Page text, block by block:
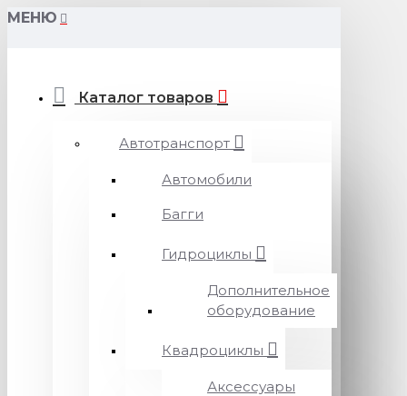
МЕНЮ
Каталог товаров
Автотранспорт
Автомобили
Багги
Гидроциклы
Дополнительное
оборудование
Квадроциклы
Аксессуары